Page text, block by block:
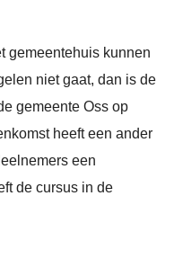
gemeentehuis kunnen
niet gaat, dan is de
gemeente Oss op
heeft een ander
een
de cursus in de